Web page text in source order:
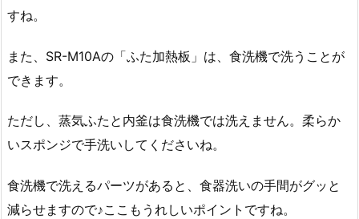
すね。
また、SR-M10Aの「ふた加熱板」は、食洗機で洗うことが
できます。
ただし、蒸気ふたと内釜は食洗機では洗えません。柔らか
いスポンジで手洗いしてくださいね。
食洗機で洗えるパーツがあると、食器洗いの手間がグッと
減らせますので♪ここもうれしいポイントですね。